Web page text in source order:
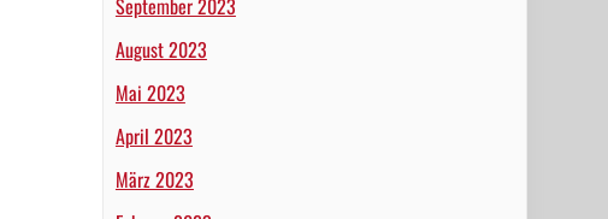
September 2023
August 2023
Mai 2023
April 2023
März 2023